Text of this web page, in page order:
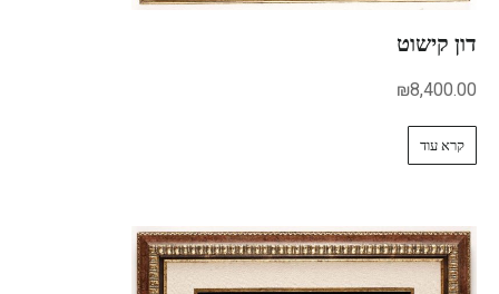
דון קישוט
₪8,400.00
קרא עוד